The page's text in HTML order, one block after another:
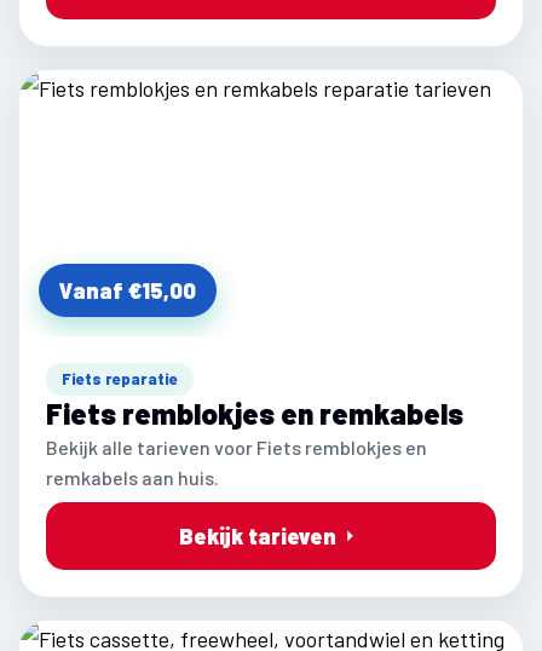
Vanaf €15,00
Fiets reparatie
Fiets remblokjes en remkabels
Bekijk alle tarieven voor Fiets remblokjes en
remkabels aan huis.
Bekijk tarieven